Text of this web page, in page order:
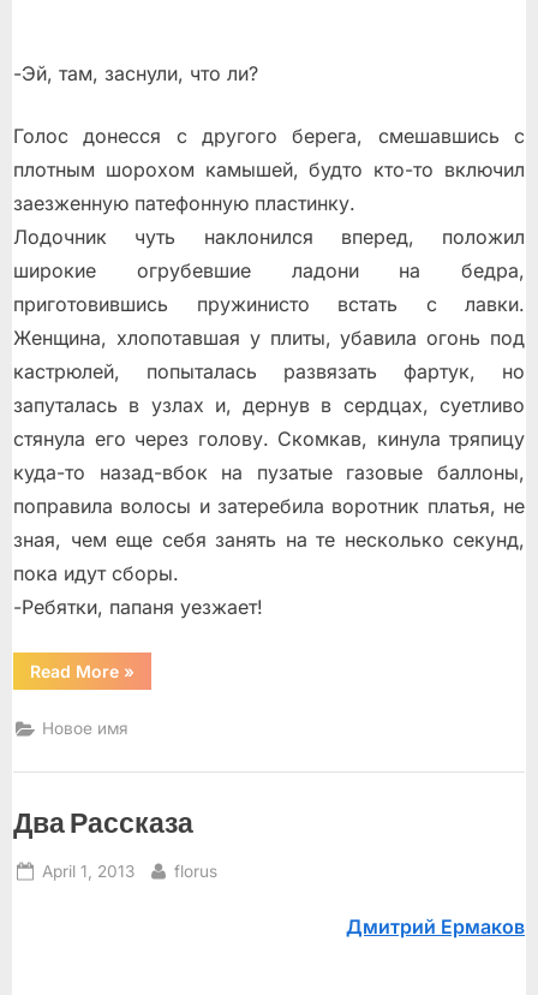
-Эй, там, заснули, что ли?
Голос донeсся с другого берега, смешавшись с
плотным шорохом камышей, будто кто-то включил
заезженную патефонную пластинку.
Лодочник чуть наклонился вперeд, положил
широкие огрубевшие ладони на бeдра,
приготовившись пружинисто встать с лавки.
Женщина, хлопотавшая у плиты, убавила огонь под
кастрюлей, попыталась развязать фартук, но
запуталась в узлах и, дeрнув в сердцах, суетливо
стянула его через голову. Скомкав, кинула тряпицу
куда-то назад-вбок на пузатые газовые баллоны,
поправила волосы и затеребила воротник платья, не
зная, чем ещe себя занять на те несколько секунд,
пока идут сборы.
-Ребятки, папаня уезжает!
Read More“Перевоз”
»
Новое имя
Два Рассказа
Posted
April 1, 2013 By
florus
Дмитрий Ермаков